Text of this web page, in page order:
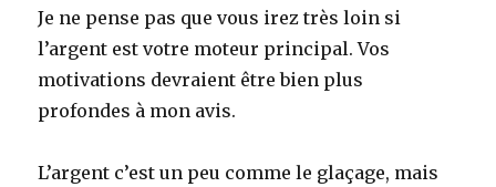
Je ne pense pas que vous irez très loin si
l’argent est votre moteur principal. Vos
motivations devraient être bien plus
profondes à mon avis.
L’argent c’est un peu comme le glaçage, mais